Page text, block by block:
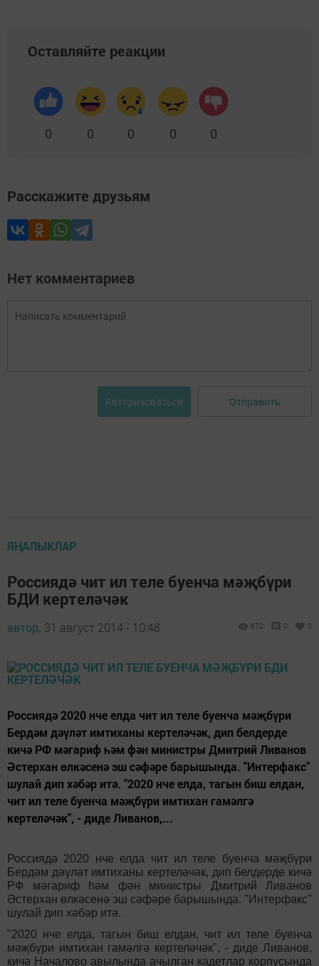
Оставляйте реакции
0 0 0 0 0
Расскажите друзьям
Нет комментариев
Авторизоваться Отправить
ЯҢАЛЫКЛАР
Россиядә чит ил теле буенча мәҗбүри
БДИ кертеләчәк
автор, 31 август 2014 - 10:48 672 0 0
Россиядә 2020 нче елда чит ил теле буенча мәҗбүри
Бердәм дәүләт имтиханы кертеләчәк, дип белдерде
кичә РФ мәгариф һәм фән министры Дмитрий Ливанов
Әстерхан өлкәсенә эш сәфәре барышында. "Интерфакс"
шулай дип хәбәр итә. "2020 нче елда, тагын биш елдан,
чит ил теле буенча мәҗбүри имтихан гамәлгә
кертеләчәк", - диде Ливанов,...
Россиядә 2020 нче елда чит ил теле буенча мәҗбүри
Бердәм дәүләт имтиханы кертеләчәк, дип белдерде кичә
РФ мәгариф һәм фән министры Дмитрий Ливанов
Әстерхан өлкәсенә эш сәфәре барышында. "Интерфакс"
шулай дип хәбәр итә.
"2020 нче елда, тагын биш елдан, чит ил теле буенча
мәҗбүри имтихан гамәлгә кертеләчәк", - диде Ливанов,
кичә Началово авылында ачылган кадетлар корпусында